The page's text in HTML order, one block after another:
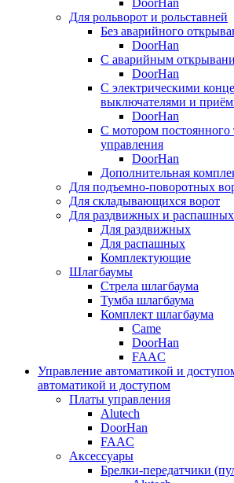
DoorHan
Для рольворот и рольставней
Без аварийного
DoorHan
С аварийным
DoorHan
С электрическими
выключателями и
DoorHan
С мотором постоянного
управления
DoorHan
Дополнительная
Для подъемно-поворотных
Для складывающихся ворот
Для раздвижных и распашных
Для раздвижных
Для распашных
Комплектующие
Шлагбаумы
Стрела шлагбаума
Тумба шлагбаума
Комплект шлагбаума
Came
DoorHan
FAAC
Управление автоматикой и
автоматикой и доступом
Платы управления
Alutech
DoorHan
FAAC
Аксессуары
Брелки-передатчики